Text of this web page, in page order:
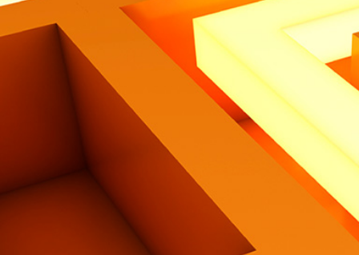
Heritage
Lavora con noi
Contatti
Ita